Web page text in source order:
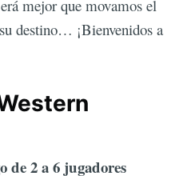
mejor que movamos el
destino… ¡Bienvenidos a
de 2 a 6 jugadores